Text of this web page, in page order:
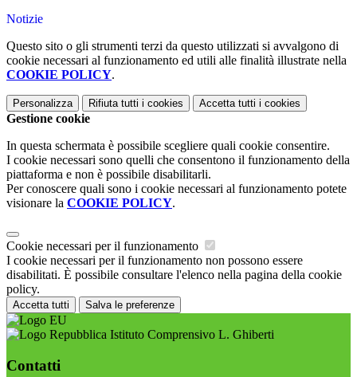
Notizie
Questo sito o gli strumenti terzi da questo utilizzati si avvalgono di
cookie necessari al funzionamento ed utili alle finalità illustrate nella
COOKIE POLICY.
Personalizza Rifiuta tutti i cookies Accetta tutti i cookies
Gestione cookie
In questa schermata è possibile scegliere quali cookie consentire.
I cookie necessari sono quelli che consentono il funzionamento della
piattaforma e non è possibile disabilitarli.
Per conoscere quali sono i cookie necessari al funzionamento potete
visionare la COOKIE POLICY.
Cookie necessari per il funzionamento
I cookie necessari per il funzionamento non possono essere
disabilitati. È possibile consultare l'elenco nella pagina della cookie
policy.
Accetta tutti Salva le preferenze
Istituto Comprensivo L. Ghiberti
Contatti